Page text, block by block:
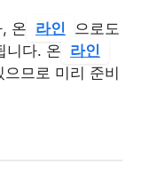
온 라인
으로도
니다. 온 라인
므로 미리 준비